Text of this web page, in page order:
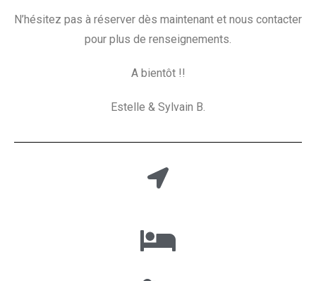
N’hésitez pas à réserver dès maintenant et nous contacter
pour plus de renseignements.
A bientôt !!
Estelle & Sylvain B.